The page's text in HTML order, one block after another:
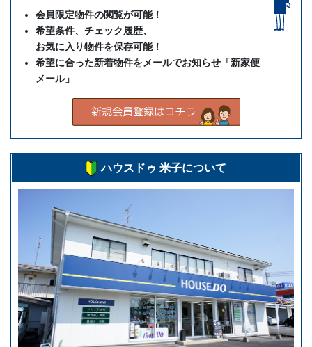
においてCookieを受け付けない設定や、画像を表
示しない設定でご利用いただく場合、Webサイト
で提供している機能の一部がご利用できない場合が
ございます。
Googleアナリティクスの利用について
当社のWebサイトでは、Googleアナリティクスを
利用することがあります。Googleアナリティクス
ついては、Googleアナリティクスサービス利用規
Googleプライバシーポリシー
られています。
詳細は以下のページをご参照ください。
https://www.google.com/intl/ja/policies/privacy/partners/
継続的な改善について
当社は、個人情報保護への取組みについて、日本国
の従うべき法令の変更、取り扱い方法、環境の変化
に対応するため、継続的に見直し改善を実施致しま
会員限定物件の閲覧が可能！
希望条件、チェック履歴、
お気に入り物件を保存可能！
希望に合った新着物件をメールでお知らせ「新家便
メール」
ハウスドゥ 米子について